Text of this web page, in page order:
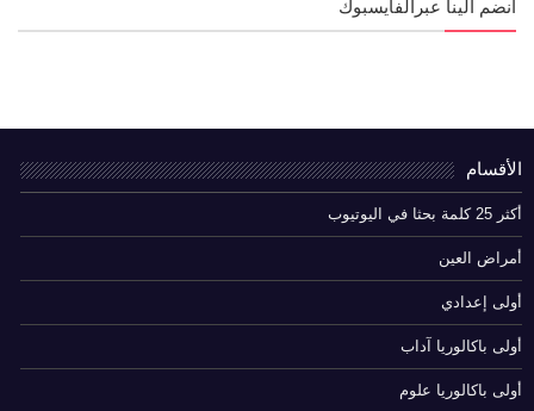
انضم الينا عبرالفايسبوك
الأقسام
أكثر 25 كلمة بحثا في اليوتيوب
أمراض العين
أولى إعدادي
أولى باكالوريا آداب
أولى باكالوريا علوم